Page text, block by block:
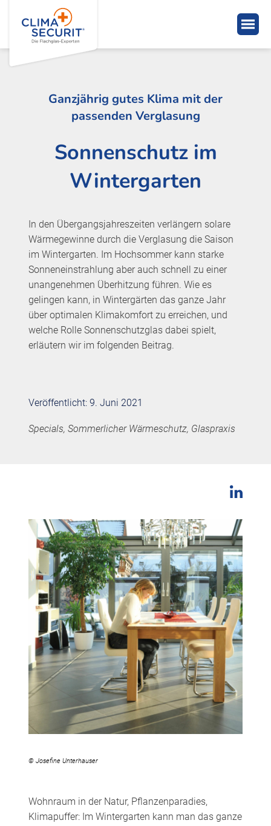
Ganzjährig gutes Klima mit der
passenden Verglasung
Sonnenschutz im
Wintergarten
In den Übergangsjahreszeiten verlängern solare
Wärmegewinne durch die Verglasung die Saison
im Wintergarten. Im Hochsommer kann starke
Sonneneinstrahlung aber auch schnell zu einer
unangenehmen Überhitzung führen. Wie es
gelingen kann, in Wintergärten das ganze Jahr
über optimalen Klimakomfort zu erreichen, und
welche Rolle Sonnenschutzglas dabei spielt,
erläutern wir im folgenden Beitrag.
Veröffentlicht: 9. Juni 2021
Specials, Sommerlicher Wärmeschutz, Glaspraxis
© Josefine Unterhauser
Wohnraum in der Natur, Pflanzenparadies,
Klimapuffer: Im Wintergarten kann man das ganze